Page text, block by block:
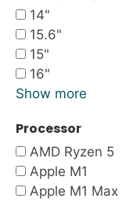
14"
15.6"
15"
16"
Show more
Processor
AMD Ryzen 5
Apple M1
Apple M1 Max